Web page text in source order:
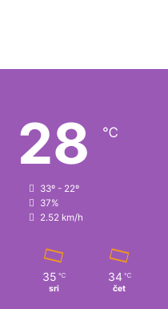
28 ℃
33º - 22º
37%
2.52 km/h
35 ℃
sri
34 ℃
čet